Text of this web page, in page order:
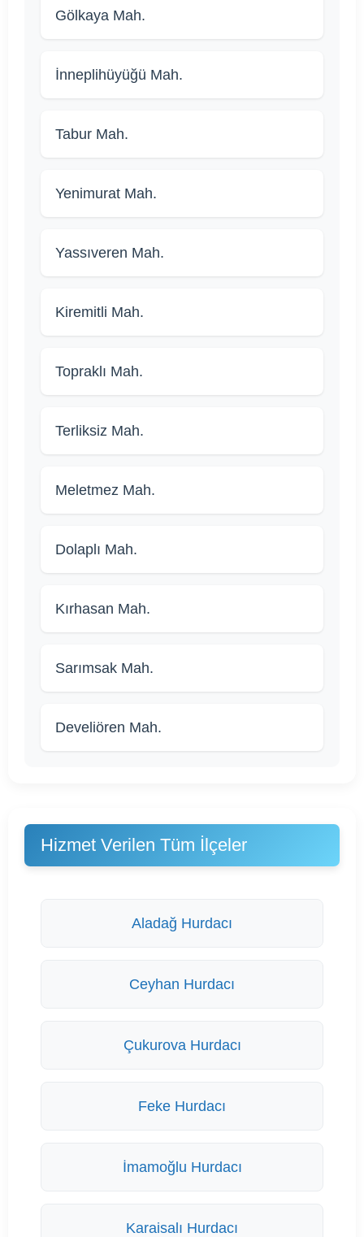
Gölkaya Mah.
İnneplihüyüğü Mah.
Tabur Mah.
Yenimurat Mah.
Yassıveren Mah.
Kiremitli Mah.
Topraklı Mah.
Terliksiz Mah.
Meletmez Mah.
Dolaplı Mah.
Kırhasan Mah.
Sarımsak Mah.
Develiören Mah.
Hizmet Verilen Tüm İlçeler
Aladağ Hurdacı
Ceyhan Hurdacı
Çukurova Hurdacı
Feke Hurdacı
İmamoğlu Hurdacı
Karaisalı Hurdacı